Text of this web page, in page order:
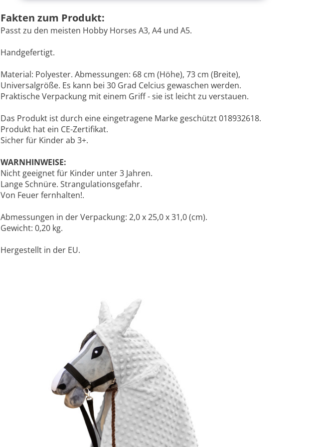
Fakten zum Produkt:
Passt zu den meisten Hobby Horses A3, A4 und A5.
Handgefertigt.
Material: Polyester. Abmessungen: 68 cm (Höhe), 73 cm (Breite),
Universalgröße. Es kann bei 30 Grad Celcius gewaschen werden.
Praktische Verpackung mit einem Griff - sie ist leicht zu verstauen.
Das Produkt ist durch eine eingetragene Marke geschützt 018932618.
Produkt hat ein CE-Zertifikat.
Sicher für Kinder ab 3+.
WARNHINWEISE:
Nicht geeignet für Kinder unter 3 Jahren.
Lange Schnüre. Strangulationsgefahr.
Von Feuer fernhalten!.
Abmessungen in der Verpackung: 2,0 x 25,0 x 31,0 (cm).
Gewicht: 0,20 kg.
Hergestellt in der EU.